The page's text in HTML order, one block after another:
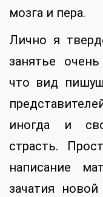
мозга и пера.
Лично я
занятье
что вид
иногда и
страсть.
написание
зачатия